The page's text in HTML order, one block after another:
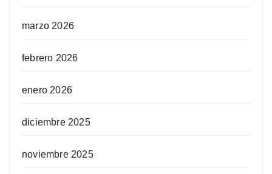
marzo 2026
febrero 2026
enero 2026
diciembre 2025
noviembre 2025